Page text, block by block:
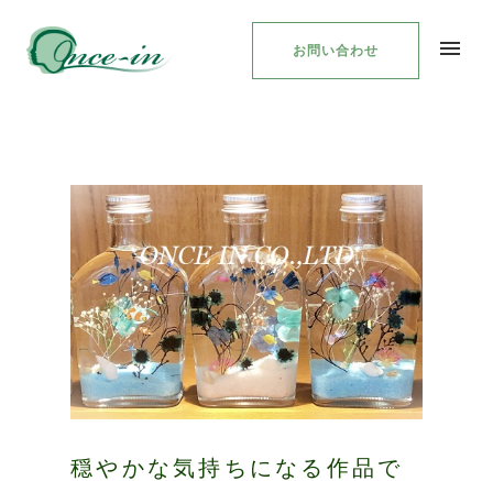
お問い合わせ
穏やかな気持ちになる作品で